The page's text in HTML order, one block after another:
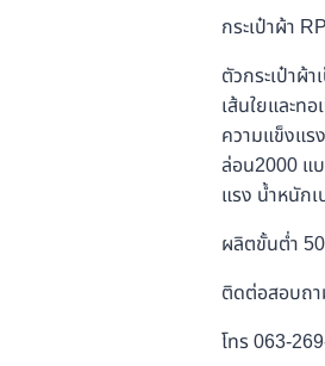
กระเป๋าผ้า
ตัวกระเป๋าผ้
เส้นใยและท
ความแข็งแร
ล่อน2000 แ
แรง น้ำหนัก
ผลิตขั้นต่ำ
ติดต่อสอบถา
โทร 063-